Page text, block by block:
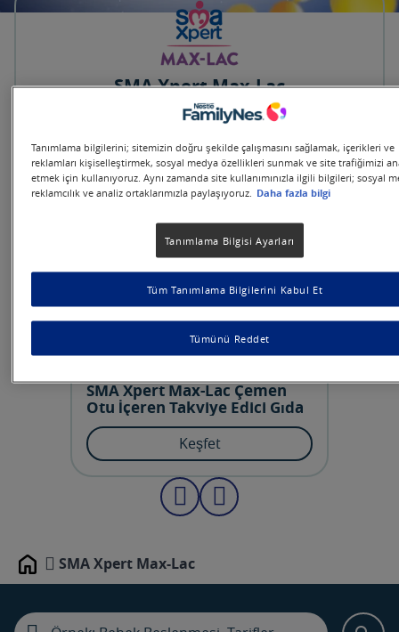
SMA Xpert Max-Lac
SMA Xpert Max-Lac Çemen
Otu İçeren Takviye Edici Gıda
Keşfet
Home SMA Xpert Max-Lac
Tanımlama bilgilerini; sitemizin doğru şekilde çalışmasını sağlamak, içerikleri ve
reklamları kişiselleştirmek, sosyal medya özellikleri sunmak ve site trafiğimizi
etmek için kullanıyoruz. Aynı zamanda site kullanımınızla ilgili bilgileri; sosyal
reklamcılık ve analiz ortaklarımızla paylaşıyoruz. Daha fazla bilgi
Tanımlama Bilgisi Ayarları
Tümünü Reddet
Tüm Tanımlama Bilgilerini Kabul Et